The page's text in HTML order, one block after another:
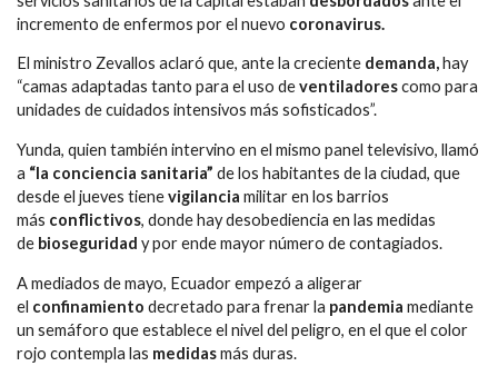
incremento de enfermos por el nuevo coronavirus.
El ministro Zevallos aclaró que, ante la creciente demanda,hay
“camas adaptadas tanto para el uso deventiladorescomo para
unidades de cuidados intensivos más sofisticados”.
Yunda, quien también intervino en el mismo panel televisivo, llamó
a “la conciencia sanitaria” de los habitantes de la ciudad, que
desde el jueves tienevigilancia militar en los barrios
más conflictivos, donde hay desobediencia en las medidas
de bioseguridad y por ende mayor número de contagiados.
A mediados de mayo, Ecuador empezó a aligerar
el confinamiento decretado para frenar la pandemia mediante
un semáforo que establece el nivel del peligro, en el que el color
rojo contempla las medidasmás duras.